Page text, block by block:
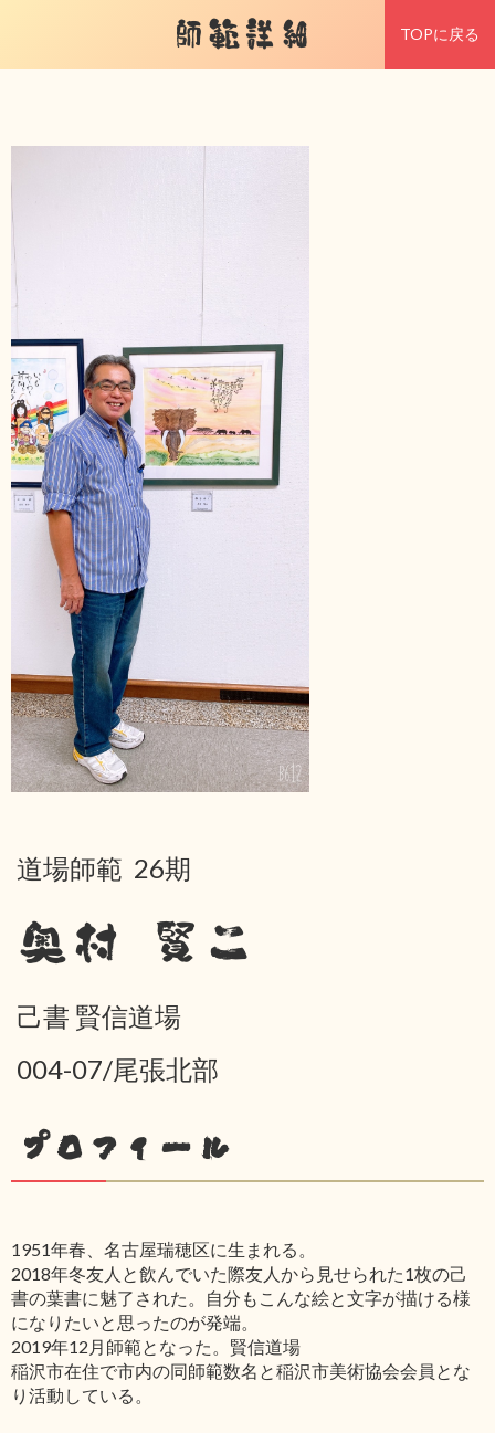
師範詳細 TOPに戻る
道場師範 26期
奥村 賢二
己書 賢信道場
004-07/尾張北部
プロフィール
1951年春、名古屋瑞穂区に生まれる。
2018年冬友人と飲んでいた際友人から見せられた1枚の己
書の葉書に魅了された。自分もこんな絵と文字が描ける様
になりたいと思ったのが発端。
2019年12月師範となった。賢信道場
稲沢市在住で市内の同師範数名と稲沢市美術協会会員とな
り活動している。